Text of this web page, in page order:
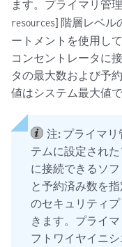
ます。プライマリ管
resources] 階層レベル
ートメント を使用し
コンセントレータに
タの最大数および予
値はシステム最大値
注: プライマリ
テムに設定され
に接続できるソ
と予約済み数を
のセキュリティ
きます。プライ
フトワイヤイニ